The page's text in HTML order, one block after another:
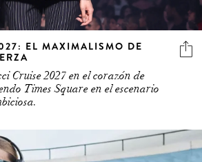
EL MAXIMALISMO DE
Cruise 2027 en el corazón de
Times Square en el escenario